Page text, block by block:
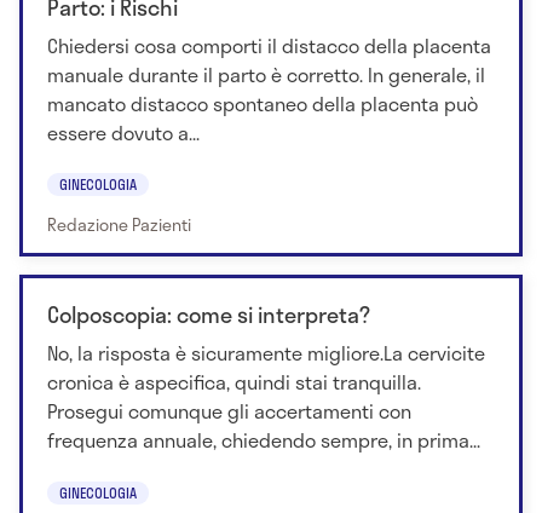
Parto: i Rischi
Chiedersi cosa comporti il distacco della placenta
manuale durante il parto è corretto. In generale, il
mancato distacco spontaneo della placenta può
essere dovuto a...
GINECOLOGIA
Redazione Pazienti
Colposcopia: come si interpreta?
No, la risposta è sicuramente migliore.La cervicite
cronica è aspecifica, quindi stai tranquilla.
Prosegui comunque gli accertamenti con
frequenza annuale, chiedendo sempre, in prima...
GINECOLOGIA